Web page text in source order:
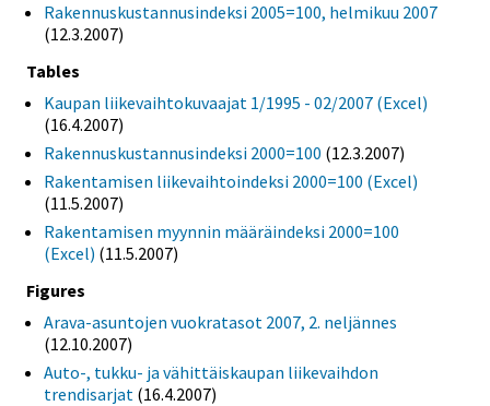
Rakennuskustannusindeksi 2005=100, helmikuu 2007
(12.3.2007)
Tables
Kaupan liikevaihtokuvaajat 1/1995 - 02/2007 (Excel)
(16.4.2007)
Rakennuskustannusindeksi 2000=100 (12.3.2007)
Rakentamisen liikevaihtoindeksi 2000=100 (Excel)
(11.5.2007)
Rakentamisen myynnin määräindeksi 2000=100
(Excel) (11.5.2007)
Figures
Arava-asuntojen vuokratasot 2007, 2. neljännes
(12.10.2007)
Auto-, tukku- ja vähittäiskaupan liikevaihdon
trendisarjat (16.4.2007)